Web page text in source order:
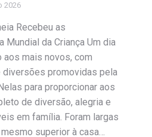
2026
Recebeu as
Mundial da Criança Um dia
aos mais novos, com
promovidas pela
para proporcionar aos
de diversão, alegria e
em família. Foram largas
superior à casa…